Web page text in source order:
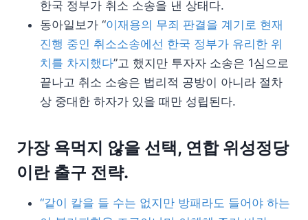
한국 정부가 취소 소송을 낸 상태다.
동아일보가 “이재용의 무죄 판결을 계기로 현재
진행 중인 취소소송에선 한국 정부가 유리한 위
치를 차지했다”고 했지만 투자자 소송은 1심으로
끝나고 취소 소송은 법리적 공방이 아니라 절차
상 중대한 하자가 있을 때만 성립된다.
가장 욕먹지 않을 선택, 연합 위성정당
이란 출구 전략.
“같이 칼을 들 수는 없지만 방패라도 들어야 하는